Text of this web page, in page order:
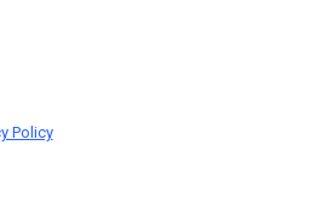
Policy